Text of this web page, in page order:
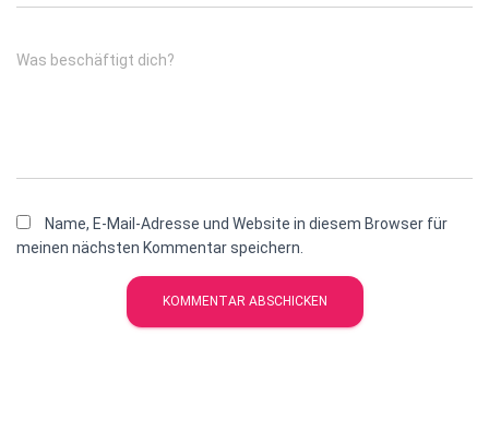
Was beschäftigt dich?
Name, E-Mail-Adresse und Website in diesem Browser für
meinen nächsten Kommentar speichern.